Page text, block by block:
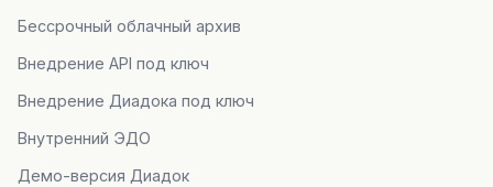
Бессрочный облачный архив
Внедрение API под ключ
Внедрение Диадока под ключ
Внутренний ЭДО
Демо-версия Диадок